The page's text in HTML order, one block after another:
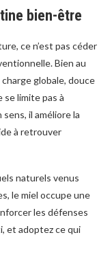
bien-être
ce n’est pas céder
Bien au
globale, douce
limite pas à
sens, il améliore la
à retrouver
naturels venus
le miel occupe une
les défenses
et adoptez ce qui